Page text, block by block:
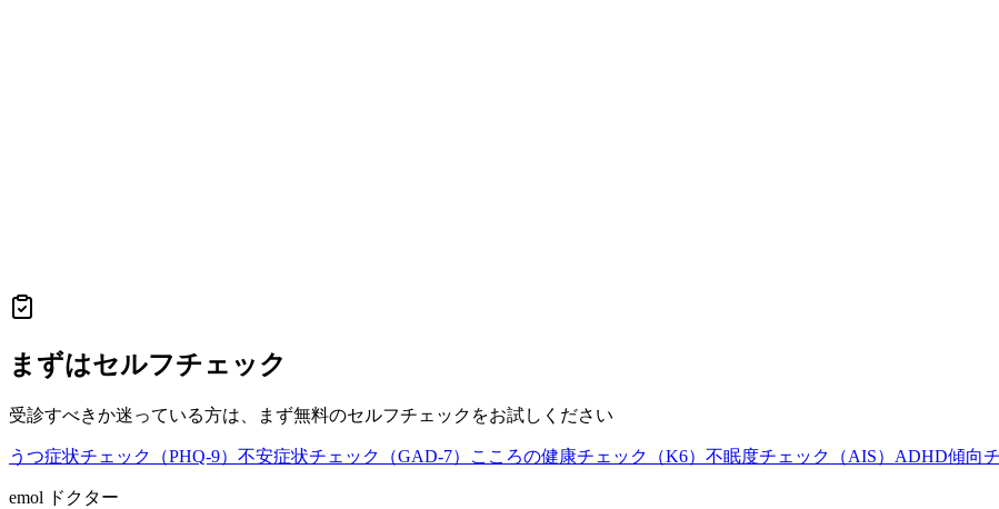
まずはセルフチェック
受診すべきか迷っている方は、まず無料のセルフチェックをお試しください
うつ症状チェック（PHQ-9） 不安症状チェック（GAD-7） こころの健康チェック（K6） 不眠度チェック（AIS） ADHD傾向
emol ドクター